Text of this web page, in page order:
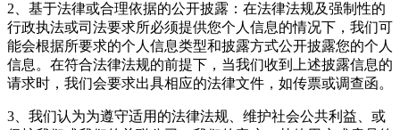
2、基于法律或合理依据的公开披露：在法律法规及强制性的
行政执法或司法要求所必须提供您个人信息的情况下，我们可
能会根据所要求的个人信息类型和披露方式公开披露您的个人
信息。在符合法律法规的前提下，当我们收到上述披露信息的
请求时，我们会要求出具相应的法律文件，如传票或调查函。
3、我们认为为遵守适用的法律法规、维护社会公共利益、或